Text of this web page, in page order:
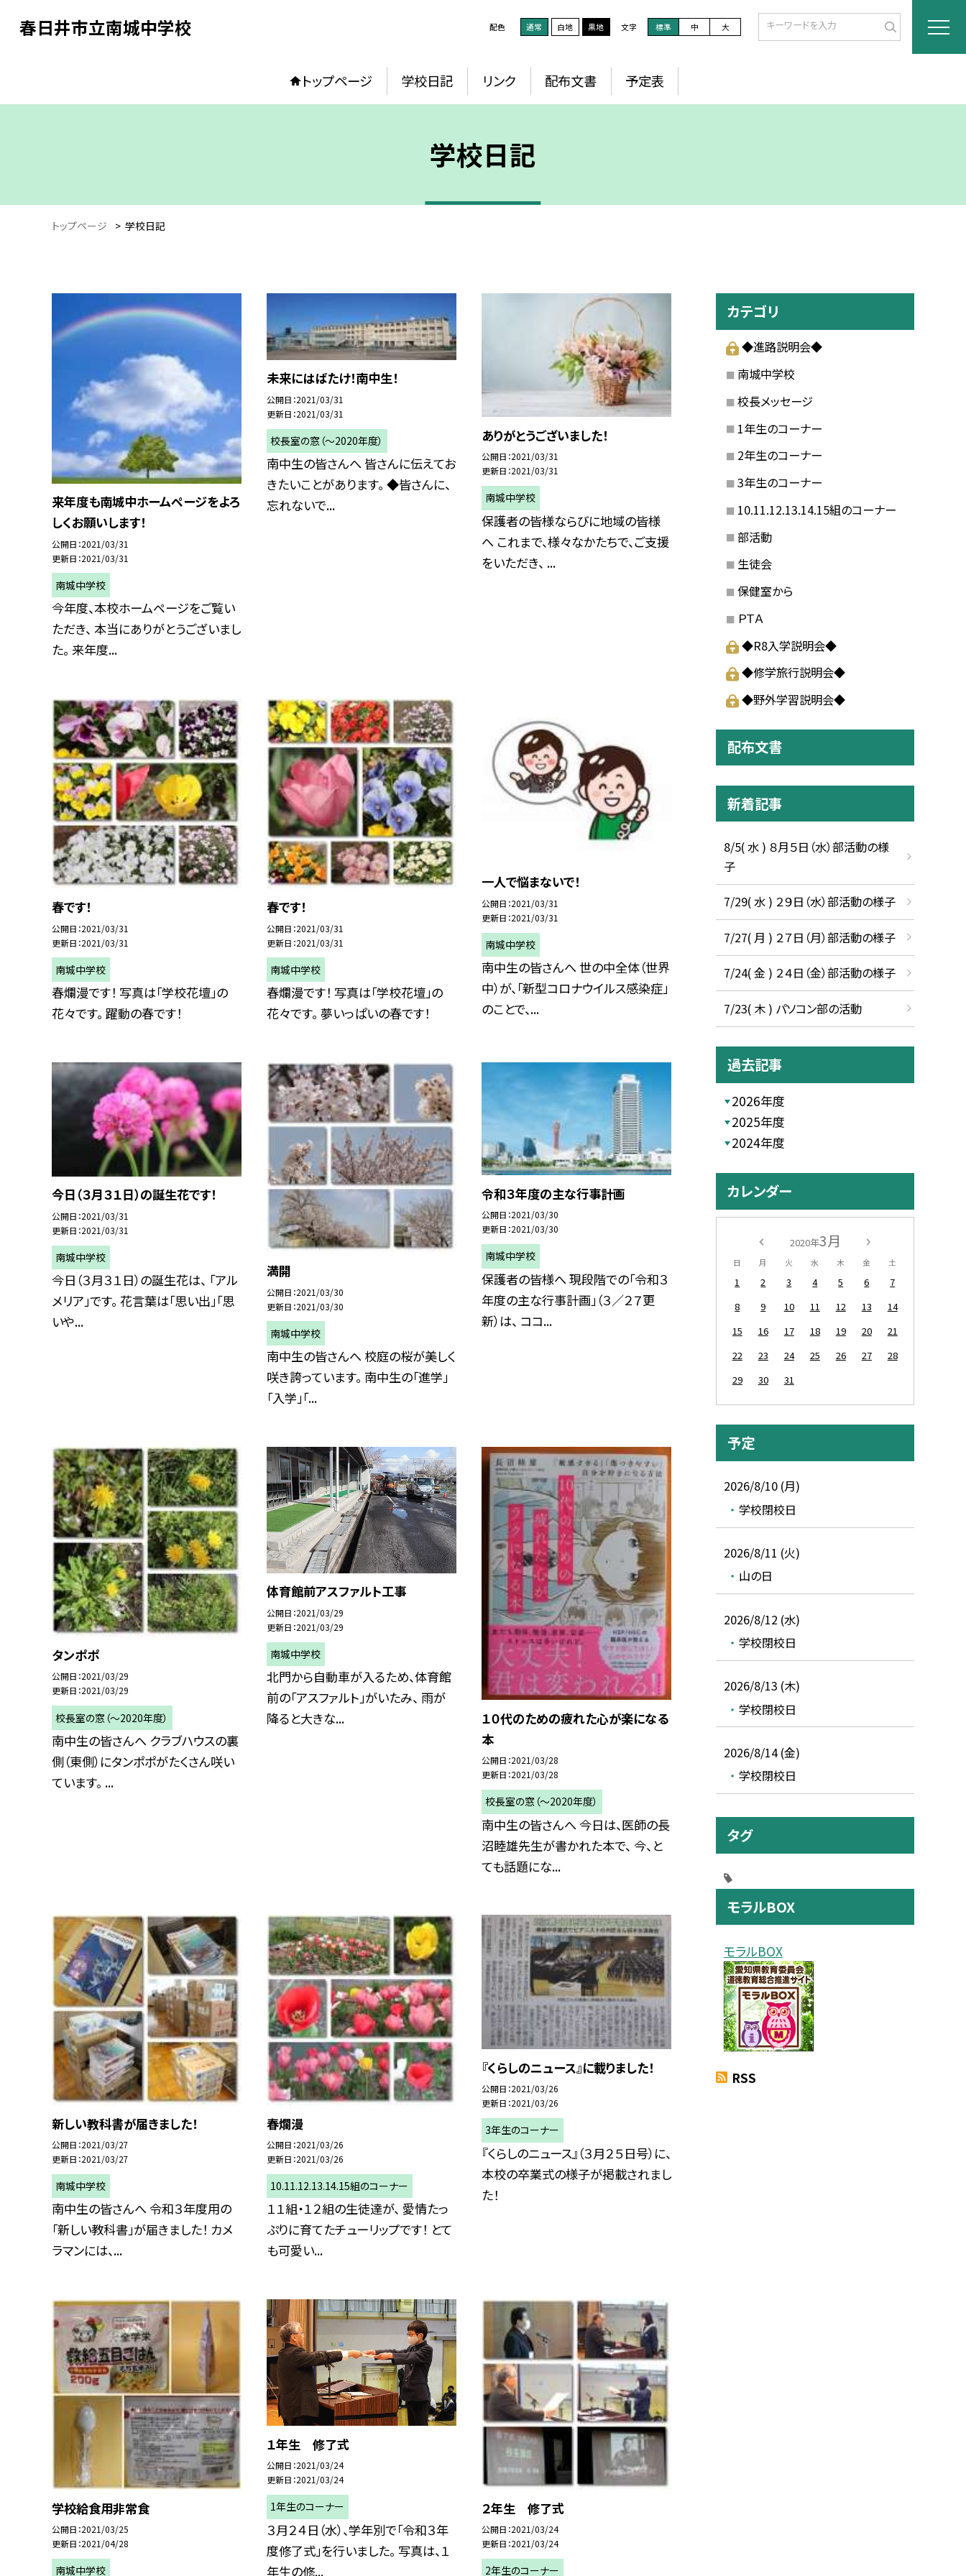
春日井市立南城中学校 配色 通常 白地 黒地 文字 標準 中 大
トップページ 学校日記 リンク 配布文書 予定表
学校日記
トップページ > 学校日記
来年度も南城中ホームページをよろ
しくお願いします！
公開日 2021/03/31
更新日 2021/03/31
南城中学校
今年度、本校ホームページをご覧い
ただき、 本当にありがとうございまし
た。 来年度...
未来にはばたけ！南中生！
公開日 2021/03/31
更新日 2021/03/31
校長室の窓（〜2020年度）
南中生の皆さんへ 皆さんに伝えてお
きたいことがあります。 ◆皆さんに、
忘れないで...
ありがとうございました！
公開日 2021/03/31
更新日 2021/03/31
南城中学校
保護者の皆様ならびに地域の皆様
へ これまで、様々なかたちで、ご支援
をいただき、 ...
春です！
公開日 2021/03/31
更新日 2021/03/31
南城中学校
春爛漫です！ 写真は「学校花壇」の
花々です。 躍動の春です！
春です！
公開日 2021/03/31
更新日 2021/03/31
南城中学校
春爛漫です！ 写真は「学校花壇」の
花々です。 夢いっぱいの春です！
一人で悩まないで！
公開日 2021/03/31
更新日 2021/03/31
南城中学校
南中生の皆さんへ 世の中全体（世界
中）が、「新型コロナウイルス感染症」
のことで、...
今日（３月３１日）の誕生花です！
公開日 2021/03/31
更新日 2021/03/31
南城中学校
今日（３月３１日）の誕生花は、 「アル
メリア」です。 花言葉は「思い出」「思
いや...
満開
公開日 2021/03/30
更新日 2021/03/30
南城中学校
南中生の皆さんへ 校庭の桜が美しく
咲き誇っています。 南中生の「進学」
「入学」「...
令和３年度の主な行事計画
公開日 2021/03/30
更新日 2021/03/30
南城中学校
保護者の皆様へ 現段階での「令和３
年度の主な行事計画」（３／２７更
新）は、 ココ...
タンポポ
公開日 2021/03/29
更新日 2021/03/29
校長室の窓（〜2020年度）
南中生の皆さんへ クラブハウスの裏
側（東側）にタンポポがたくさん咲い
ています。 ...
体育館前アスファルト工事
公開日 2021/03/29
更新日 2021/03/29
南城中学校
北門から自動車が入るため、体育館
前の「アスファルト」がいたみ、 雨が
降ると大きな...
１０代のための疲れた心が楽になる
本
公開日 2021/03/28
更新日 2021/03/28
校長室の窓（〜2020年度）
南中生の皆さんへ 今日は、医師の長
沼睦雄先生が書かれた本で、 今、と
ても話題にな...
新しい教科書が届きました！
公開日 2021/03/27
更新日 2021/03/27
南城中学校
南中生の皆さんへ 令和３年度用の
「新しい教科書」が届きました！ カメ
ラマンには、...
春爛漫
公開日 2021/03/26
更新日 2021/03/26
10.11.12.13.14.15組のコーナー
１１組・１２組の生徒達が、 愛情たっ
ぷりに育てたチューリップです！ とて
も可愛い...
『くらしのニュース』に載りました！
公開日 2021/03/26
更新日 2021/03/26
3年生のコーナー
『くらしのニュース』（３月２５日号）に、
本校の卒業式の様子が掲載されまし
た！
学校給食用非常食
公開日 2021/03/25
更新日 2021/04/28
南城中学校
１年生 修了式
公開日 2021/03/24
更新日 2021/03/24
1年生のコーナー
３月２４日（水）、学年別で「令和３年
度修了式」を行いました。 写真は、１
年生の修...
２年生 修了式
公開日 2021/03/24
更新日 2021/03/24
2年生のコーナー
カテゴリ
◆進路説明会◆
南城中学校
校長メッセージ
1年生のコーナー
2年生のコーナー
3年生のコーナー
10.11.12.13.14.15組のコーナー
部活動
生徒会
保健室から
ＰＴＡ
◆R8入学説明会◆
◆修学旅行説明会◆
◆野外学習説明会◆
配布文書
新着記事
8/5( 水 ) ８月５日（水）部活動の様
子
7/29( 水 ) ２９日（水）部活動の様子
7/27( 月 ) ２７日（月）部活動の様子
7/24( 金 ) ２４日（金）部活動の様子
7/23( 木 ) パソコン部の活動
過去記事
2026年度
2025年度
2024年度
カレンダー
2020年3月
日 月 火 水 木 金 土
1 2 3 4 5 6
7
8
9 10 11 12 13
14
15
16 17 18 19 20
21
22
23 24 25 26 27
28
29
30 31
予定
2026/8/10 (月)
学校閉校日
2026/8/11 (火)
山の日
2026/8/12 (水)
学校閉校日
2026/8/13 (木)
学校閉校日
2026/8/14 (金)
学校閉校日
タグ
モラルBOX
モラルBOX
RSS